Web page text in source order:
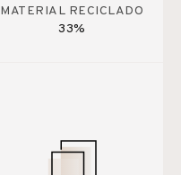
MATERIAL RECICLADO
33%